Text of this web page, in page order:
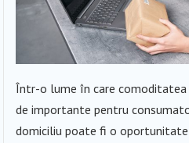
Într-o lume în care
de importante pentru
domiciliu poate fi o